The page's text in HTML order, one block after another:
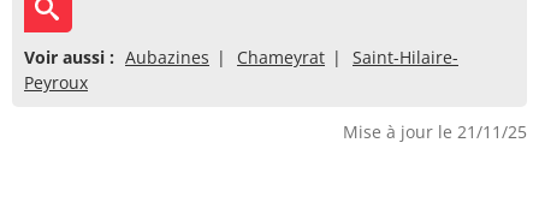
Voir aussi : Aubazines Chameyrat
Saint-Hilaire-
Peyroux
Mise à jour le 21/11/25